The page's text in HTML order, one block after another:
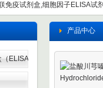
免疫试剂盒,细胞因子ELISA试
ELISA
产品中心